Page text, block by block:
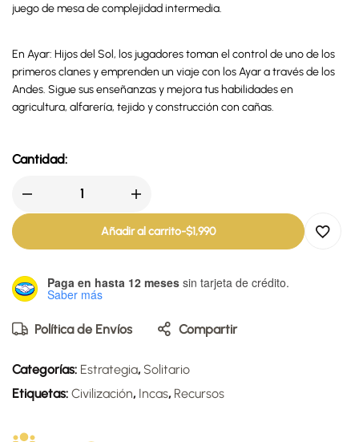
juego de mesa de complejidad intermedia.
En Ayar: Hijos del Sol, los jugadores toman el control de uno de los
primeros clanes y emprenden un viaje con los Ayar a través de los
Andes. Sigue sus enseñanzas y mejora tus habilidades en
agricultura, alfarería, tejido y construcción con cañas.
Cantidad:
Añadir al carrito-$1,990
Paga en hasta 12 meses sin tarjeta de crédito.
Saber más
Política de Envíos Compartir
Categorías: Estrategia, Solitario
Etiquetas: Civilización, Incas, Recursos